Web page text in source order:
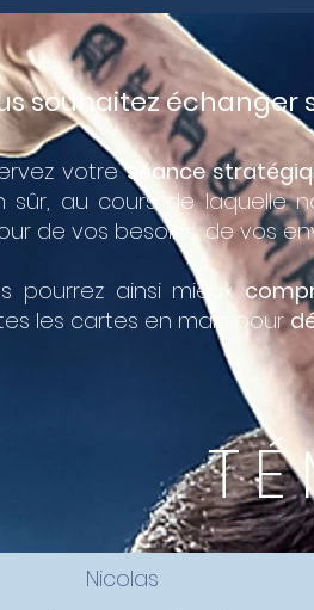
souhaitez échanger
votreséance
sûr, au cours de laquelle
de vos besoins, de vos
pourrez ainsi mieux
les cartes en main pour
Nicolas